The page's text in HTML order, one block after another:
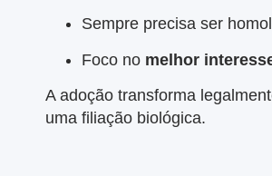
Sempre precisa ser
Foco no melhor
A adoção transforma
uma filiação biológica.